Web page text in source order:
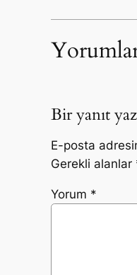
Bir yanıt
E-posta
Gerekli alanlar
Yorum *